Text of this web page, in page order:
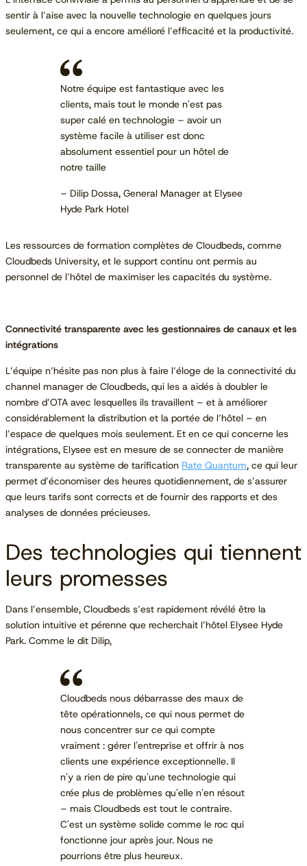
sentir à l’aise avec la nouvelle technologie en quelques jours
seulement, ce qui a encore amélioré l’efficacité et la productivité.
Notre équipe est fantastique avec les
clients, mais tout le monde n'est pas
super calé en technologie – avoir un
système facile à utiliser est donc
absolument essentiel pour un hôtel de
notre taille
– Dilip Dossa, General Manager at Elysee
Hyde Park Hotel
Les ressources de formation complètes de Cloudbeds, comme
Cloudbeds University, et le support continu ont permis au
personnel de l’hôtel de maximiser les capacités du système.
Connectivité transparente avec les gestionnaires de canaux et les
intégrations
L’équipe n’hésite pas non plus à faire l’éloge de la connectivité du
channel manager de Cloudbeds, qui les a aidés à doubler le
nombre d’OTA avec lesquelles ils travaillent – et à améliorer
considérablement la distribution et la portée de l’hôtel – en
l’espace de quelques mois seulement. Et en ce qui concerne les
intégrations, Elysee est en mesure de se connecter de manière
transparente au système de tarification Rate Quantum, ce qui leur
permet d’économiser des heures quotidiennement, de s’assurer
que leurs tarifs sont corrects et de fournir des rapports et des
analyses de données précieuses.
Des technologies qui tiennent
leurs promesses
Dans l’ensemble, Cloudbeds s’est rapidement révélé être la
solution intuitive et pérenne que recherchait l’hôtel Elysee Hyde
Park. Comme le dit Dilip,
Cloudbeds nous débarrasse des maux de
tête opérationnels, ce qui nous permet de
nous concentrer sur ce qui compte
vraiment : gérer l'entreprise et offrir à nos
clients une expérience exceptionnelle. Il
n'y a rien de pire qu'une technologie qui
crée plus de problèmes qu'elle n'en résout
– mais Cloudbeds est tout le contraire.
C'est un système solide comme le roc qui
fonctionne jour après jour. Nous ne
pourrions être plus heureux.